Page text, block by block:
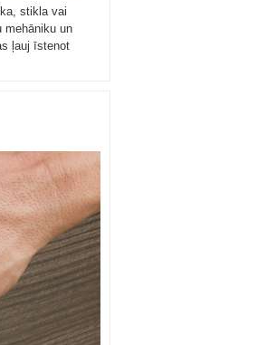
stikla vai
mehāniku un
ļauj īstenot